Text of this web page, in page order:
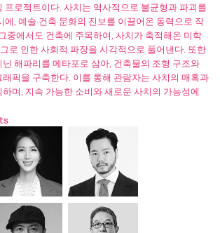
프로젝트이다. 사치는 역사적으로 불균형과 파괴를
에, 예술·건축·문화의 진보를 이끌어온 동력으로 작
중에서도 건축에 주목하여, 사치가 축적해온 미학
로 인한 사회적 파장을 시각적으로 풀어낸다. 또한
해파리를 메타포로 삼아, 건축물의 조형 구조와
픽을 구축한다. 이를 통해 관람자는 사치의 매혹과
며, 지속 가능한 소비와 새로운 사치의 가능성에